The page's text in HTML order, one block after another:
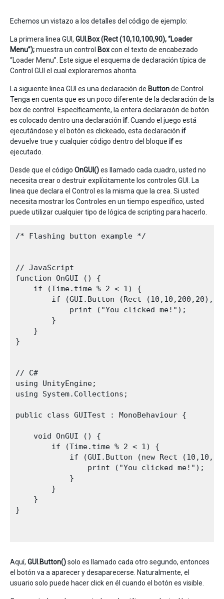
Echemos un vistazo a los detalles del código de ejemplo:
La primera linea GUI, GUI.Box (Rect (10,10,100,90), “Loader
Menu”);muestra un control Boxcon el texto de encabezado
“Loader Menu”. Este sigue el esquema de declaración típica de
Control GUI el cual exploraremos ahorita.
La siguiente linea GUI es una declaración de Buttonde Control.
Tenga en cuenta que es un poco diferente de la declaración de la
box de control. Específicamente, la entera declaración de botón
es colocado dentro una declaración if . Cuando el juego está
ejecutándose y el botón es clickeado, esta declaración if
devuelve true y cualquier código dentro del bloque ifes
ejecutado.
Desde que el código OnGUI()es llamado cada cuadro, usted no
necesita crear o destruir explícitamente los controles GUI. La
linea que declara el Control es la misma que la crea. Si usted
necesita mostrar los Controles en un tiempo específico, usted
puede utilizar cualquier tipo de lógica de scripting para hacerlo.
/* Flashing button example */
// JavaScript
function OnGUI () {
    if (Time.time % 2 < 1) {
if (GUI.Button (Rect (10,10,200,20),
            print ("You clicked me!");
        }
    }
}
// C#
using UnityEngine;
using System.Collections;
public class GUITest : MonoBehaviour {
    void OnGUI () {
        if (Time.time % 2 < 1) {
if (GUI.Button (new Rect
                print ("You clicked me!");
            }
        }
    }
}
Aquí, GUI.Button()solo es llamado cada otro segundo, entonces
el botón va a aparecer y desaparecerse. Naturalmente, el
usuario solo puede hacer click en él cuando el botón es visible.